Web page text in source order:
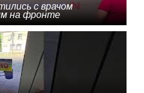
с врачом
на фронте